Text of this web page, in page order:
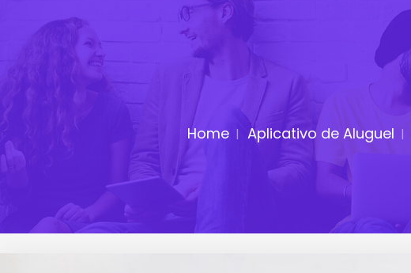
Home Aplicativo de Aluguel